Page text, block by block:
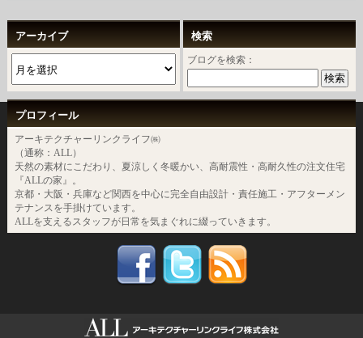
アーカイブ 検索
ブログを検索：
プロフィール
アーキテクチャーリンクライフ㈱
（通称：ALL）
天然の素材にこだわり、夏涼しく冬暖かい、高耐震性・高耐久性の注文住宅
『ALLの家』。
京都・大阪・兵庫など関西を中心に完全自由設計・責任施工・アフターメン
テナンスを手掛けています。
ALLを支えるスタッフが日常を気まぐれに綴っていきます。